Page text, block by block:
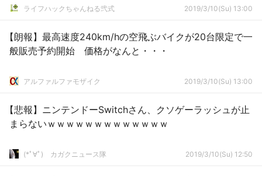
ライフハックちゃんねる弐式 2019/3/10(Su) 13:00
【朗報】最高速度240km/hの空飛ぶバイクが20台限定で一
般販売予約開始 価格がなんと・・・
アルファルファモザイク 2019/3/10(Su) 13:00
【悲報】ニンテンドーSwitchさん、クソゲーラッシュが止
まらないｗｗｗｗｗｗｗｗｗｗｗｗｗ
(*ﾟ∀ﾟ)ゞカガクニュース隊 2019/3/10(Su) 12:50